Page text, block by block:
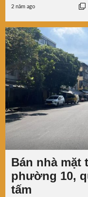
2 năm ago
Bán nhà mặt
phường 10,
tấm